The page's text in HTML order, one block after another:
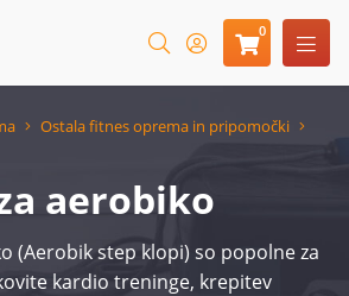
0
Ostala fitnes oprema in pripomočki
aerobiko
(Aerobik step klopi) so popolne za
kardio treninge, krepitev